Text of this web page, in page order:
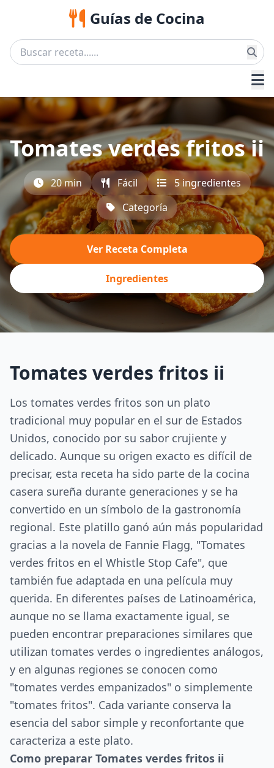
Guías de Cocina
Tomates verdes fritos ii
20 min Fácil
5 ingredientes
Categoría
Ver Receta Completa
Ingredientes
Tomates verdes fritos ii
Los tomates verdes fritos son un plato
tradicional muy popular en el sur de Estados
Unidos, conocido por su sabor crujiente y
delicado. Aunque su origen exacto es difícil de
precisar, esta receta ha sido parte de la cocina
casera sureña durante generaciones y se ha
convertido en un símbolo de la gastronomía
regional. Este platillo ganó aún más popularidad
gracias a la novela de Fannie Flagg, "Tomates
verdes fritos en el Whistle Stop Cafe", que
también fue adaptada en una película muy
querida. En diferentes países de Latinoamérica,
aunque no se llama exactamente igual, se
pueden encontrar preparaciones similares que
utilizan tomates verdes o ingredientes análogos,
y en algunas regiones se conocen como
"tomates verdes empanizados" o simplemente
"tomates fritos". Cada variante conserva la
esencia del sabor simple y reconfortante que
caracteriza a este plato.
Como preparar Tomates verdes fritos ii